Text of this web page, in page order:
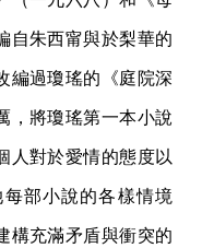
自朱西甯與於梨華的
編過瓊瑤的《庭院深
，將瓊瑤第一本小說
人對於愛情的態度以
部小說的各樣情境
構充滿矛盾與衝突的